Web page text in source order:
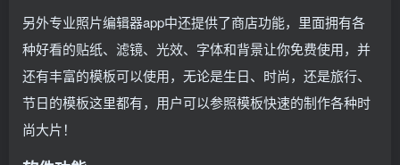
另外专业照片编辑器app中还提供了商店功能，里面拥有各
种好看的贴纸、滤镜、光效、字体和背景让你免费使用，并
还有丰富的模板可以使用，无论是生日、时尚，还是旅行、
节日的模板这里都有，用户可以参照模板快速的制作各种时
尚大片！